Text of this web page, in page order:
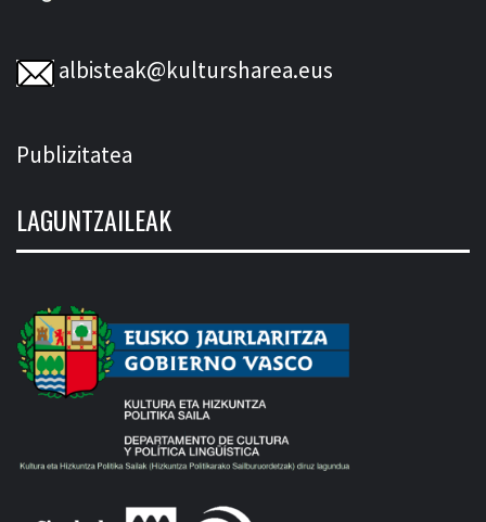
albisteak@kultursharea.eus
Publizitatea
LAGUNTZAILEAK